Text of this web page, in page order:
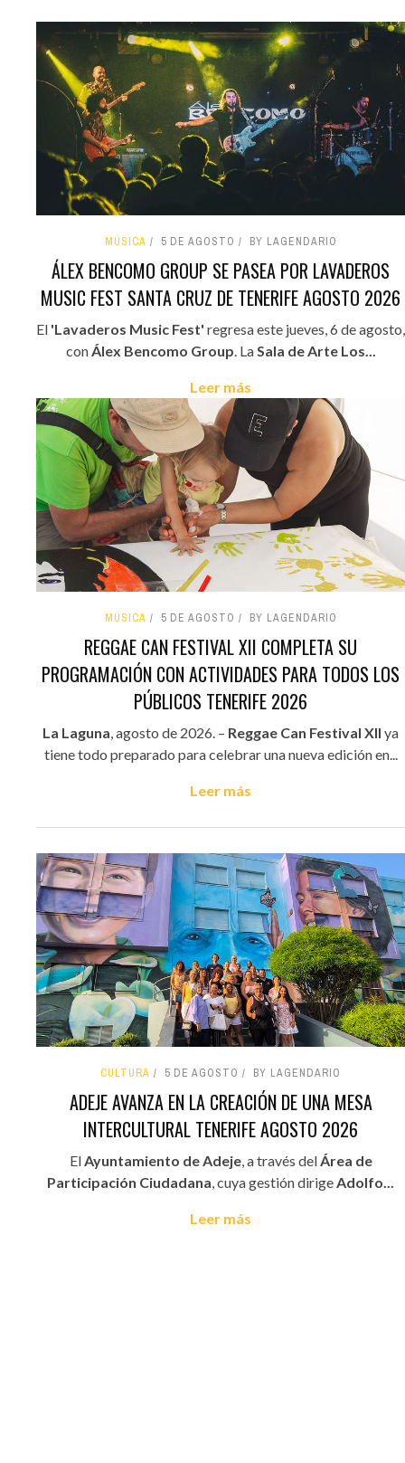
MÚSICA 5 DE AGOSTO BY LAGENDARIO
ÁLEX BENCOMO GROUP SE PASEA POR LAVADEROS
MUSIC FEST SANTA CRUZ DE TENERIFE AGOSTO 2026
El 'Lavaderos Music Fest' regresa este jueves, 6 de agosto,
conÁlex Bencomo Group. LaSala de Arte Los...
Leer más
MÚSICA 5 DE AGOSTO BY LAGENDARIO
REGGAE CAN FESTIVAL XII COMPLETA SU
PROGRAMACIÓN CON ACTIVIDADES PARA TODOS LOS
PÚBLICOS TENERIFE 2026
La Laguna, agosto de 2026. – Reggae Can Festival XII ya
tiene todo preparado para celebrar una nueva edición en...
Leer más
CULTURA 5 DE AGOSTO BY LAGENDARIO
ADEJE AVANZA EN LA CREACIÓN DE UNA MESA
INTERCULTURAL TENERIFE AGOSTO 2026
ElAyuntamiento de Adeje, a través delÁrea de
Participación Ciudadana, cuya gestión dirigeAdolfo...
Leer más